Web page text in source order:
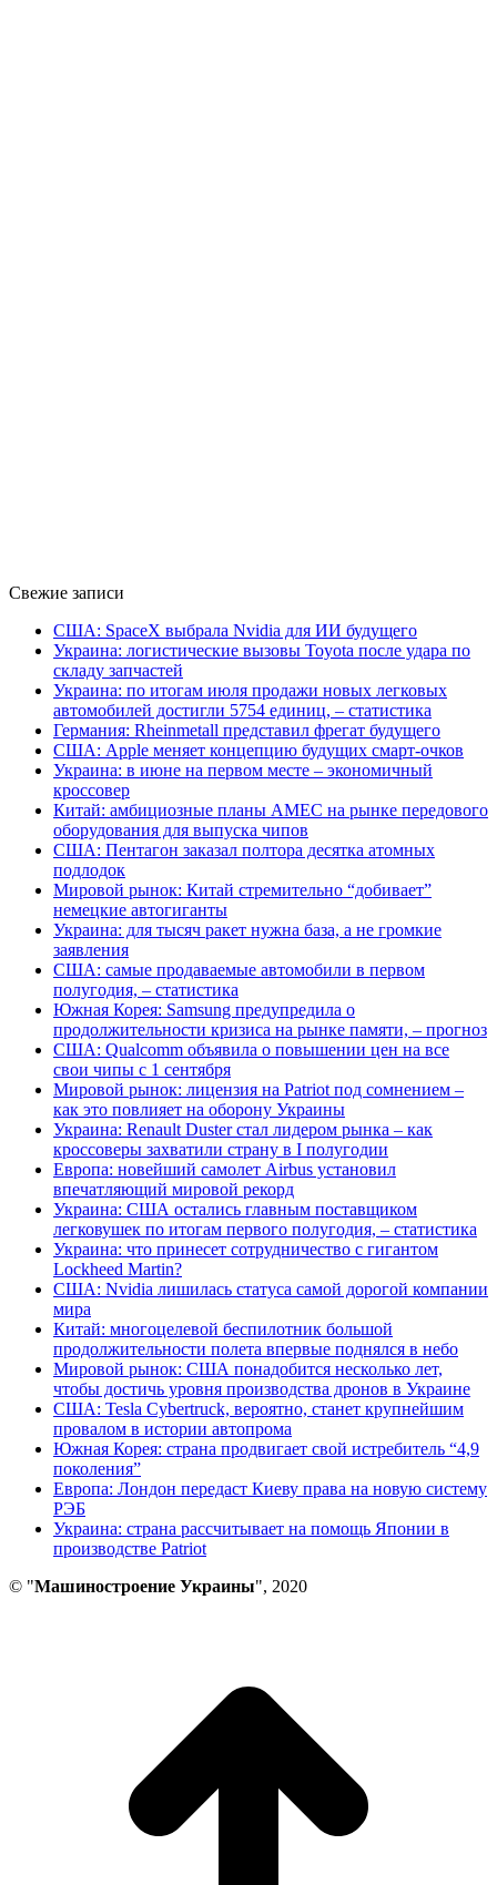
Свежие записи
США: SpaceX выбрала Nvidia для ИИ будущего
Украина: логистические вызовы Toyota после удара по
складу запчастей
Украина: по итогам июля продажи новых легковых
автомобилей достигли 5754 единиц, – статистика
Германия: Rheinmetall представил фрегат будущего
США: Apple меняет концепцию будущих смарт-очков
Украина: в июне на первом месте – экономичный
кроссовер
Китай: амбициозные планы AMEC на рынке передового
оборудования для выпуска чипов
США: Пентагон заказал полтора десятка атомных
подлодок
Мировой рынок: Китай стремительно “добивает”
немецкие автогиганты
Украина: для тысяч ракет нужна база, а не громкие
заявления
США: самые продаваемые автомобили в первом
полугодия, – статистика
Южная Корея: Samsung предупредила о
продолжительности кризиса на рынке памяти, – прогноз
США: Qualcomm объявила о повышении цен на все
свои чипы с 1 сентября
Мировой рынок: лицензия на Patriot под сомнением –
как это повлияет на оборону Украины
Украина: Renault Duster стал лидером рынка – как
кроссоверы захватили страну в I полугодии
Европа: новейший самолет Airbus установил
впечатляющий мировой рекорд
Украина: США остались главным поставщиком
легковушек по итогам первого полугодия, – статистика
Украина: что принесет сотрудничество с гигантом
Lockheed Martin?
США: Nvidia лишилась статуса самой дорогой компании
мира
Китай: многоцелевой беспилотник большой
продолжительности полета впервые поднялся в небо
Мировой рынок: США понадобится несколько лет,
чтобы достичь уровня производства дронов в Украине
США: Tesla Cybertruck, вероятно, станет крупнейшим
провалом в истории автопрома
Южная Корея: страна продвигает свой истребитель “4,9
поколения”
Европа: Лондон передаст Киеву права на новую систему
РЭБ
Украина: страна рассчитывает на помощь Японии в
производстве Patriot
© "Машиностроение Украины", 2020